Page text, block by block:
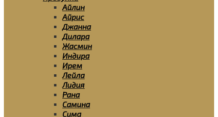
Айлин
Айрис
Джанна
Дилара
Жасмин
Индира
Ирем
Лейла
Лидия
Рана
Самина
Сима